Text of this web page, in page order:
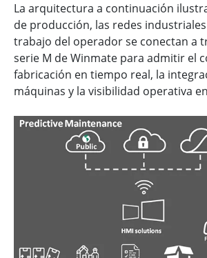
La arquitectura a continuación
de producción, las redes
trabajo del operador se conectan a
serie M de Winmate para admitir el
fabricación en tiempo real, la
máquinas y la visibilidad operativa